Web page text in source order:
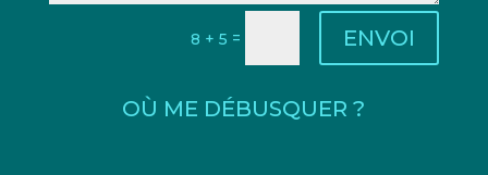
8 + 5 = ENVOI
OÙ ME DÉBUSQUER ?